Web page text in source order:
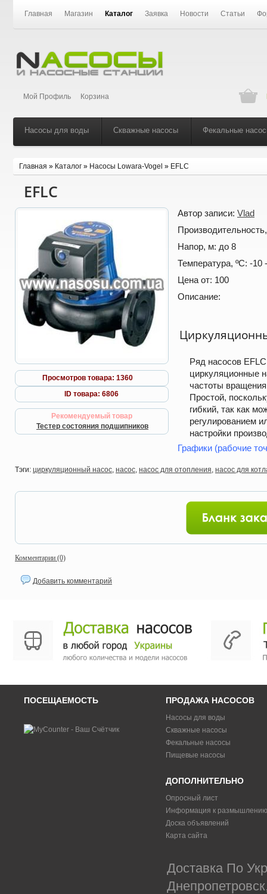
Главная Магазин Каталог Заявка Новости Статьи
Мой Профиль Корзина
Насосы для воды Скважные насосы Фекальные
Главная » Каталог » Насосы Lowara-Vogel » EFLC
EFLC
Просмотров товара: 1360
ID товара: 6806
Рекомендуемый товар
Тестер состояния подшипников
Автор записи: Vlad
Напор, м: до 8
Температура, ºС: -10
Цена от: 100
Описание:
Ряд насосов
циркуляционные
частоты
Простой,
гибкий, так как
регулированием
настройки
Графики (рабочие
Тэги: циркуляционный насос, насос, насос для отопления, насос для
Комментарии (0)
Добавить комментарий
ПОСЕЩАЕМОСТЬ ПРОДАЖА НАСОСОВ
Насосы для воды
Скважные насосы
Фекальные насосы
Пищевые насосы
ДОПОЛНИТЕЛЬНО
Опросный лист
Информация к размышлению
Доска объявлений
Карта сайта
Доставка По